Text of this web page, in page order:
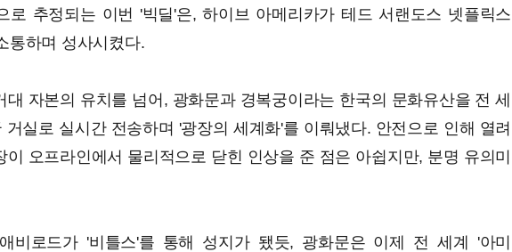
로 추정되는 이번 '빅딜'은, 하이브 아메리카가 테드 서랜도스 넷플릭스
통하며 성사시켰다.
대 자본의 유치를 넘어, 광화문과 경복궁이라는 한국의 문화유산을 전 세
거실로 실시간 전송하며 '광장의 세계화'를 이뤄냈다. 안전으로 인해 열려
이 오프라인에서 물리적으로 닫힌 인상을 준 점은 아쉽지만, 분명 유의미
비로드가 '비틀스'를 통해 성지가 됐듯, 광화문은 이제 전 세계 '아미